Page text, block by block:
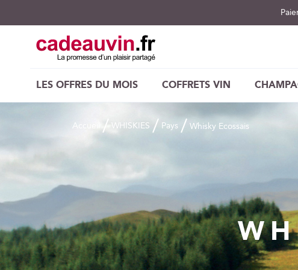
LES OFFRES DU MOIS COFFRETS VIN
Accueil WHISKIES Pays Whisky Ecossais